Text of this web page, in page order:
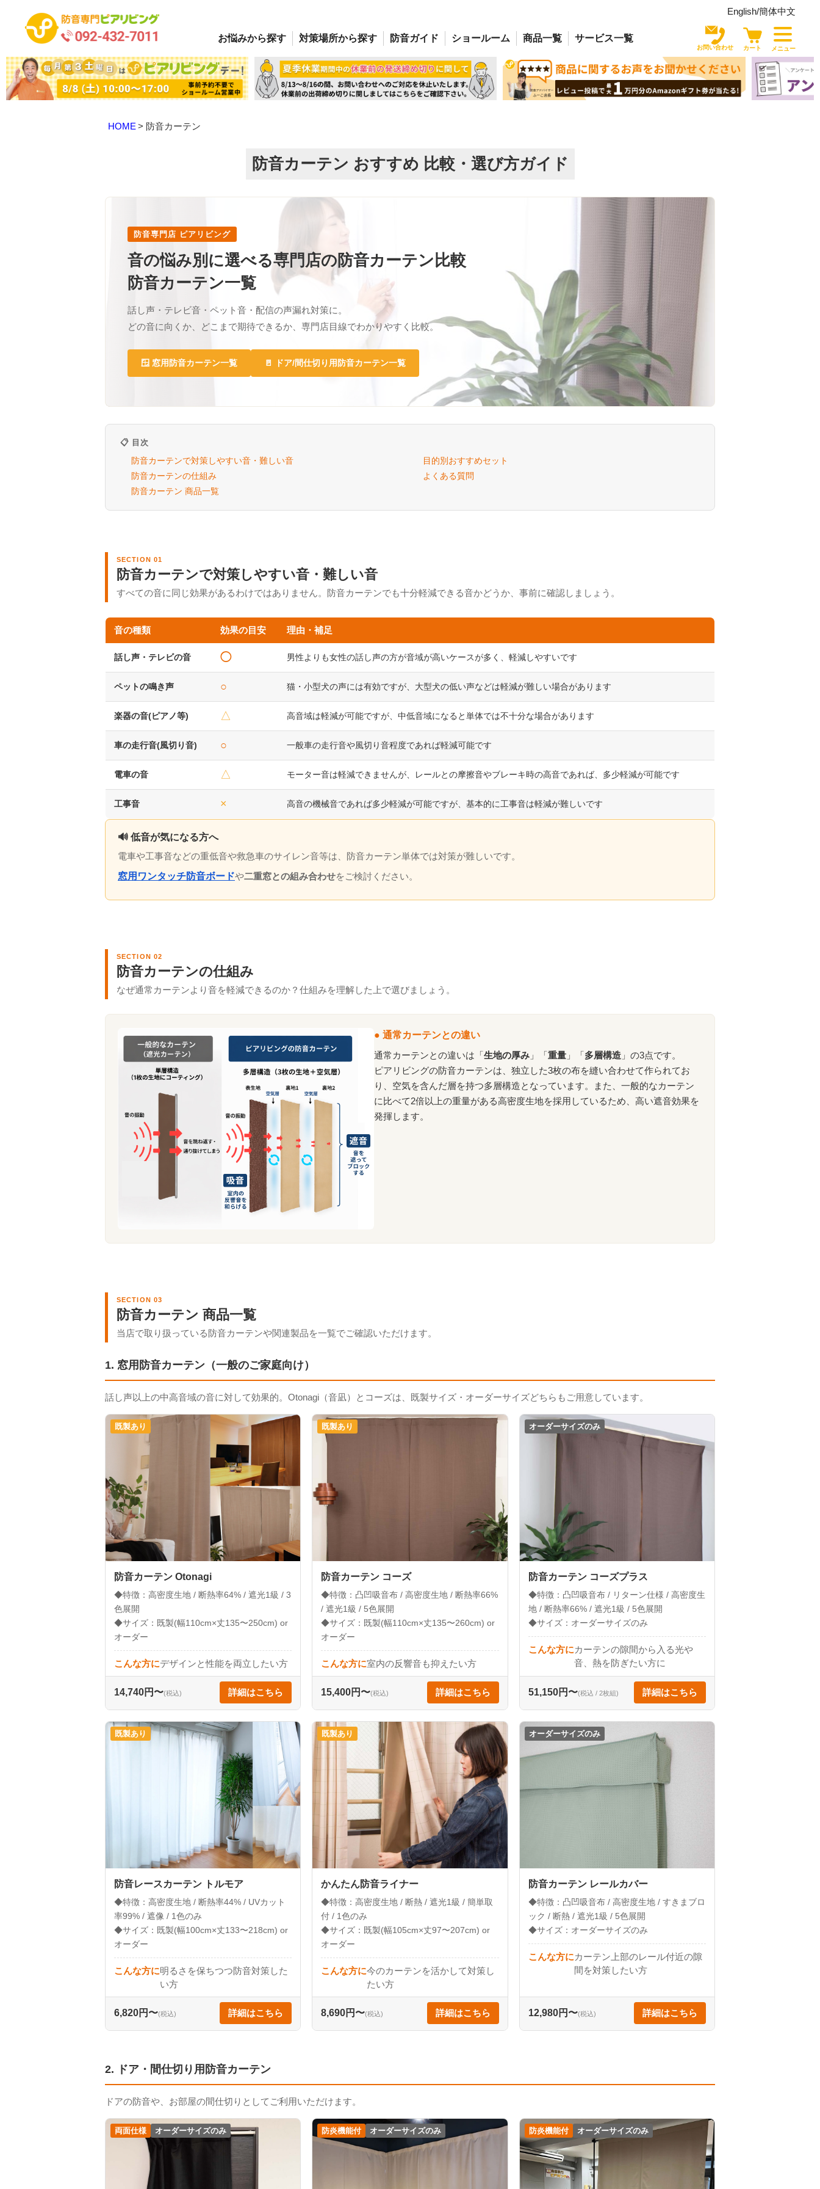
English/簡体中文
お悩みから探す 対策場所から探す 防音ガイド ショールーム 商品一覧 サービス一覧
お問い合わせ カート メニュー
HOME 防音カーテン
防音カーテン おすすめ 比較・選び方ガイド
防音専門店 ピアリビング
音の悩み別に選べる専門店の防音カーテン比較
防音カーテン一覧
話し声・テレビ音・ペット音・配信の声漏れ対策に。
どの音に向くか、どこまで期待できるか、専門店目線でわかりやすく比較。
🪟 窓用防音カーテン一覧 🚪 ドア/間仕切り用防音カーテン一覧
📋 目次
防音カーテンで対策しやすい音・難しい音
防音カーテンの仕組み
防音カーテン 商品一覧
目的別おすすめセット
よくある質問
SECTION 01
防音カーテンで対策しやすい音・難しい音
すべての音に同じ効果があるわけではありません。防音カーテンでも十分軽減できる音かどうか、事前に確認しましょう。
音の種類 効果の目安 理由・補足
話し声・テレビの音 ◯ 男性よりも女性の話し声の方が音域が高いケースが多く、軽減しやすいです
ペットの鳴き声 ○ 猫・小型犬の声には有効ですが、大型犬の低い声などは軽減が難しい場合があります
楽器の音(ピアノ等) △ 高音域は軽減が可能ですが、中低音域になると単体では不十分な場合があります
車の走行音(風切り音) ○ 一般車の走行音や風切り音程度であれば軽減可能です
電車の音 △ モーター音は軽減できませんが、レールとの摩擦音やブレーキ時の高音であれば、多少軽減が可能です
工事音 × 高音の機械音であれば多少軽減が可能ですが、基本的に工事音は軽減が難しいです
🔊 低音が気になる方へ
電車や工事音などの重低音や救急車のサイレン音等は、防音カーテン単体では対策が難しいです。
窓用ワンタッチ防音ボードや二重窓との組み合わせをご検討ください。
SECTION 02
防音カーテンの仕組み
なぜ通常カーテンより音を軽減できるのか？仕組みを理解した上で選びましょう。
● 通常カーテンとの違い
通常カーテンとの違いは「 生地の厚み 」「 重量 」「 多層構造 」の3点です。
ピアリビングの防音カーテンは、独立した3枚の布を縫い合わせて作られてお
り、空気を含んだ層を持つ多層構造となっています。また、一般的なカーテン
に比べて2倍以上の重量がある高密度生地を採用しているため、高い遮音効果を
発揮します。
SECTION 03
防音カーテン 商品一覧
当店で取り扱っている防音カーテンや関連製品を一覧でご確認いただけます。
1. 窓用防音カーテン（一般のご家庭向け）
話し声以上の中高音域の音に対して効果的。Otonagi（音凪）とコーズは、既製サイズ・オーダーサイズどちらもご用意しています。
既製あり
防音カーテン Otonagi
◆特徴：高密度生地 / 断熱率64% / 遮光1級 / 3
色展開
◆サイズ：既製(幅110cm×丈135〜250cm) or
オーダー
こんな方にデザインと性能を両立したい方
14,740円〜(税込) 詳細はこちら
既製あり
防音カーテン コーズ
◆特徴：凸凹吸音布 / 高密度生地 / 断熱率66%
/ 遮光1級 / 5色展開
◆サイズ：既製(幅110cm×丈135〜260cm) or
オーダー
こんな方に室内の反響音も抑えたい方
15,400円〜(税込) 詳細はこちら
オーダーサイズのみ
防音カーテン コーズプラス
◆特徴：凸凹吸音布 / リターン仕様 / 高密度生
地 / 断熱率66% / 遮光1級 / 5色展開
◆サイズ：オーダーサイズのみ
こんな方にカーテンの隙間から入る光や
音、熱を防ぎたい方に
51,150円〜(税込 / 2枚組) 詳細はこちら
既製あり
防音レースカーテン トルモア
◆特徴：高密度生地 / 断熱率44% / UVカット
率99% / 遮像 / 1色のみ
◆サイズ：既製(幅100cm×丈133〜218cm) or
オーダー
こんな方に明るさを保ちつつ防音対策した
い方
6,820円〜(税込) 詳細はこちら
既製あり
かんたん防音ライナー
◆特徴：高密度生地 / 断熱 / 遮光1級 / 簡単取
付 / 1色のみ
◆サイズ：既製(幅105cm×丈97〜207cm) or
オーダー
こんな方に今のカーテンを活かして対策し
たい方
8,690円〜(税込) 詳細はこちら
オーダーサイズのみ
防音カーテン レールカバー
◆特徴：凸凹吸音布 / 高密度生地 / すきまブロ
ック / 断熱 / 遮光1級 / 5色展開
◆サイズ：オーダーサイズのみ
こんな方にカーテン上部のレール付近の隙
間を対策したい方
12,980円〜(税込) 詳細はこちら
2. ドア・間仕切り用防音カーテン
ドアの防音や、お部屋の間仕切りとしてご利用いただけます。
両面仕様 オーダーサイズのみ 防炎機能付 オーダーサイズのみ 防炎機能付 オーダーサイズのみ